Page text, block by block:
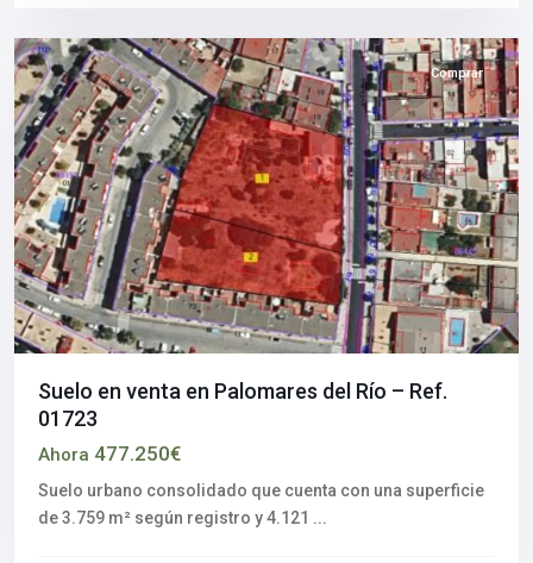
Comprar
Suelo en venta en Palomares del Río – Ref.
01723
Ahora 477.250€
Suelo urbano consolidado que cuenta con una superficie
de 3.759 m² según registro y 4.121 ...